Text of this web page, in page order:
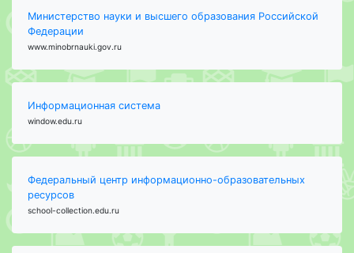
Министерство науки и высшего образования Российской
Федерации
www.minobrnauki.gov.ru
Информационная система
window.edu.ru
Федеральный центр информационно-образовательных
ресурсов
school-collection.edu.ru